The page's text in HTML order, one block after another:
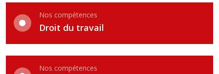
Nos compétences
Droit du travail
Nos compétences